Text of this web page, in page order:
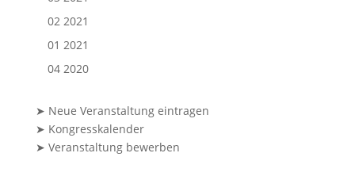
02 2021
01 2021
04 2020
➤ Neue Veranstaltung eintragen
➤ Kongresskalender
➤ Veranstaltung bewerben